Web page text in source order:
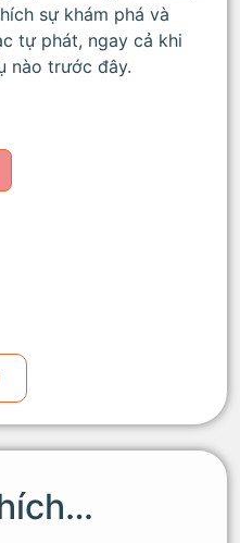
sự khám phá và
tự phát, ngay cả khi
nào trước đây.